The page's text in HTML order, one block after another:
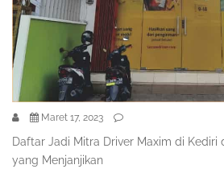
Maret 17, 2023
Daftar Jadi Mitra Driver Maxim di Kediri
yang Menjanjikan